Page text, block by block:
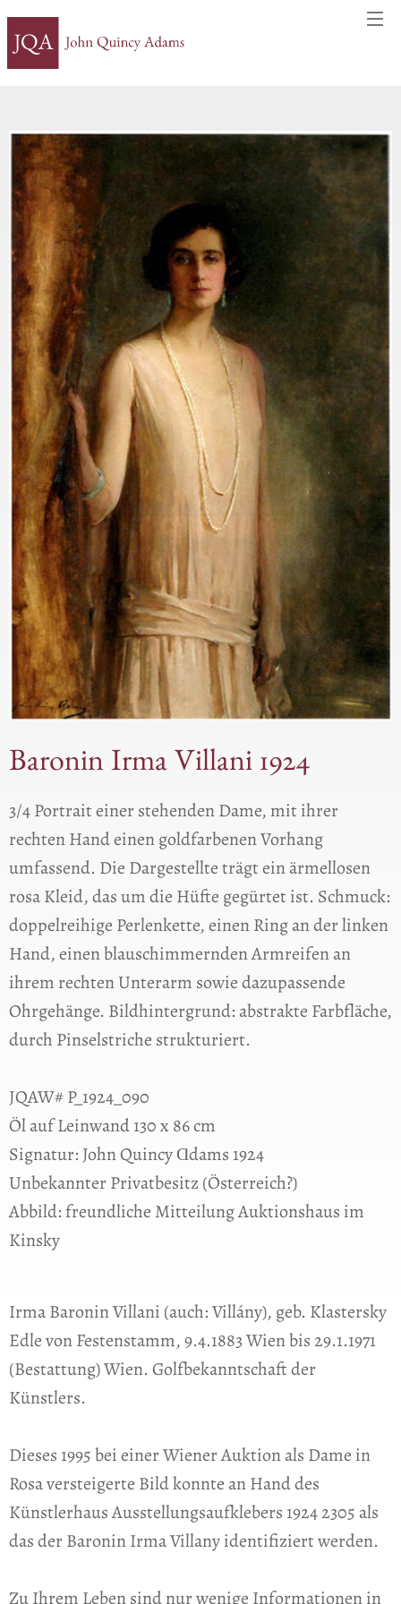
Baronin Irma Villani 1924
3/4 Portrait einer stehenden Dame, mit ihrer
rechten Hand einen goldfarbenen Vorhang
umfassend. Die Dargestellte trägt ein ärmellosen
rosa Kleid, das um die Hüfte gegürtet ist. Schmuck:
doppelreihige Perlenkette, einen Ring an der linken
Hand, einen blauschimmernden Armreifen an
ihrem rechten Unterarm sowie dazupassende
Ohrgehänge. Bildhintergrund: abstrakte Farbfläche,
durch Pinselstriche strukturiert.
JQAW# P_1924_090
Öl auf Leinwand 130 x 86 cm
Signatur: John Quincy Ɑdams 1924
Unbekannter Privatbesitz (Österreich?)
Abbild: freundliche Mitteilung Auktionshaus im
Kinsky
Irma Baronin Villani (auch: Villány), geb. Klastersky
Edle von Festenstamm, 9.4.1883 Wien bis 29.1.1971
(Bestattung) Wien. Golfbekanntschaft der
Künstlers.
Dieses 1995 bei einer Wiener Auktion als Dame in
Rosa versteigerte Bild konnte an Hand des
Künstlerhaus Ausstellungsaufklebers 1924 2305 als
das der Baronin Irma Villany identifiziert werden.
Zu Ihrem Leben sind nur wenige Informationen in